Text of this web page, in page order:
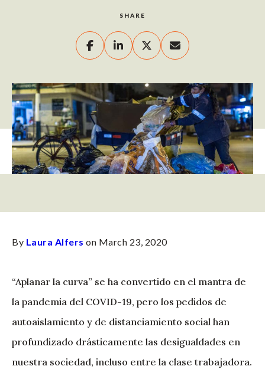
SHARE
By Laura Alfers on March 23, 2020
“Aplanar la curva” se ha convertido en el mantra de
la pandemia del COVID-19, pero los pedidos de
autoaislamiento y de distanciamiento social han
profundizado drásticamente las desigualdades en
nuestra sociedad, incluso entre la clase trabajadora.